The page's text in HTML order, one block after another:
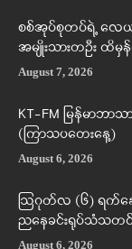
စစ်အုပ်စုတပ်ရဲ့ လေယ
အမျိုးသားတဦး ထိမှ
August 7, 2026
KT-FM မြန်မာဘ
(ကြာသပတေးနေ့)
August 6, 2026
ဩဂုတ်လ (၆) ရက်နေ့
ညနေခင်းရုပ်သံသတင်
August 6, 2026